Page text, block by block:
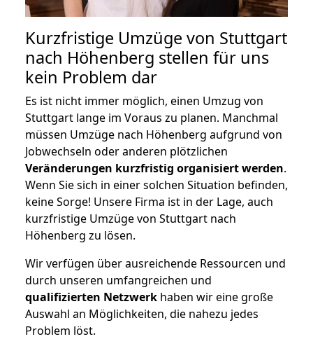
Kurzfristige Umzüge von Stuttgart
nach Höhenberg stellen für uns
kein Problem dar
Es ist nicht immer möglich, einen Umzug von
Stuttgart lange im Voraus zu planen. Manchmal
müssen Umzüge nach Höhenberg aufgrund von
Jobwechseln oder anderen plötzlichen
Veränderungen kurzfristig organisiert werden.
Wenn Sie sich in einer solchen Situation befinden,
keine Sorge! Unsere Firma ist in der Lage, auch
kurzfristige Umzüge von Stuttgart nach
Höhenberg zu lösen.
Wir verfügen über ausreichende Ressourcen und
durch unseren umfangreichen und
qualifizierten Netzwerk haben wir eine große
Auswahl an Möglichkeiten, die nahezu jedes
Problem löst.